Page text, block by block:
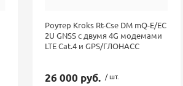
Роутер Kroks Rt-Cse DM mQ-E/EC
2U GNSS с двумя 4G модемами
LTE Cat.4 и GPS/ГЛОНАСС
26 000 руб. / шт.